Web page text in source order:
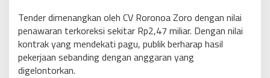
Tender dimenangkan oleh CV Roronoa Zoro dengan nilai
penawaran terkoreksi sekitar Rp2,47 miliar. Dengan nilai
kontrak yang mendekati pagu, publik berharap hasil
pekerjaan sebanding dengan anggaran yang
digelontorkan.